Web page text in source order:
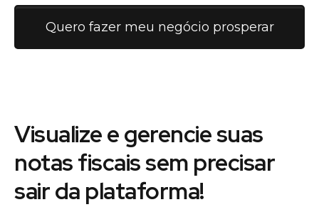
Quero fazer meu negócio prosperar
Visualize e gerencie suas
notas fiscais sem precisar
sair da plataforma!